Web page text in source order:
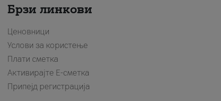
Брзи линкови
Ценовници
Услови за користење
Плати сметка
Активирајте Е-сметка
Припејд регистрација